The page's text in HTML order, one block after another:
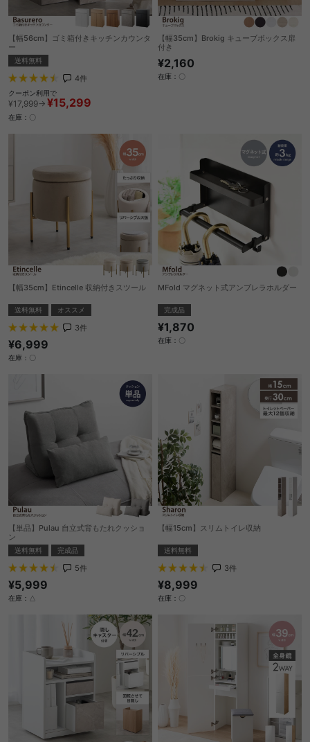
【幅56cm】ゴミ箱付きキッチンカウンタ
ー
送料無料
4件
クーポン利用で
¥17,999→ ¥15,299
在庫：〇
【幅35cm】Brokig キューブボックス扉
付き
¥2,160
在庫：〇
【幅35cm】Etincelle 収納付きスツール
送料無料 オススメ
3件
¥6,999
在庫：〇
MFold マグネット式アンブレラホルダー
完成品
¥1,870
在庫：〇
【単品】Pulau 自立式背もたれクッショ
ン
送料無料 完成品
5件
¥5,999
在庫：△
【幅15cm】スリムトイレ収納
送料無料
3件
¥8,999
在庫：〇